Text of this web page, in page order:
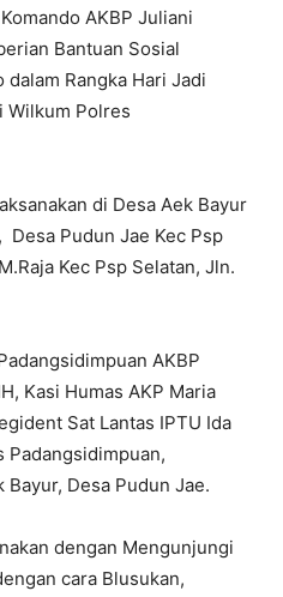
AKBP Juliani
Bantuan Sosial
dalam Rangka Hari Jadi
Wilkum Polres
di Desa Aek Bayur
Desa Pudun Jae Kec Psp
Kec Psp Selatan, Jln.
AKBP
Kasi Humas AKP Maria
Sat Lantas IPTU Ida
Padangsidimpuan,
Desa Pudun Jae.
dengan Mengunjungi
cara Blusukan,